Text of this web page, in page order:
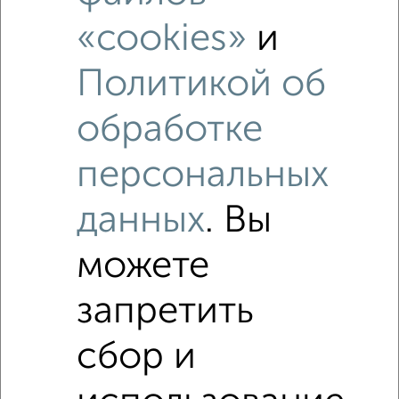
Рядом, с меньшей ценой
Недалеко от Раздольная 29 с ценой ниже
«cookies» и
Политикой об
обработке
персональных
данных. Вы
можете
запретить
сбор и